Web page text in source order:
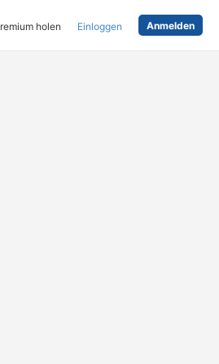
holen Einloggen Anmelden